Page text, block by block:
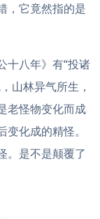
，它竟然指的是
十八年》有“投诸
山林异气所生，
老怪物变化而成
化成的精怪。
。是不是颠覆了